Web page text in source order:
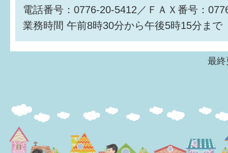
電話番号：0776-20-5412／ＦＡＸ番号：
業務時間 午前8時30分から午後5時15分まで
最終